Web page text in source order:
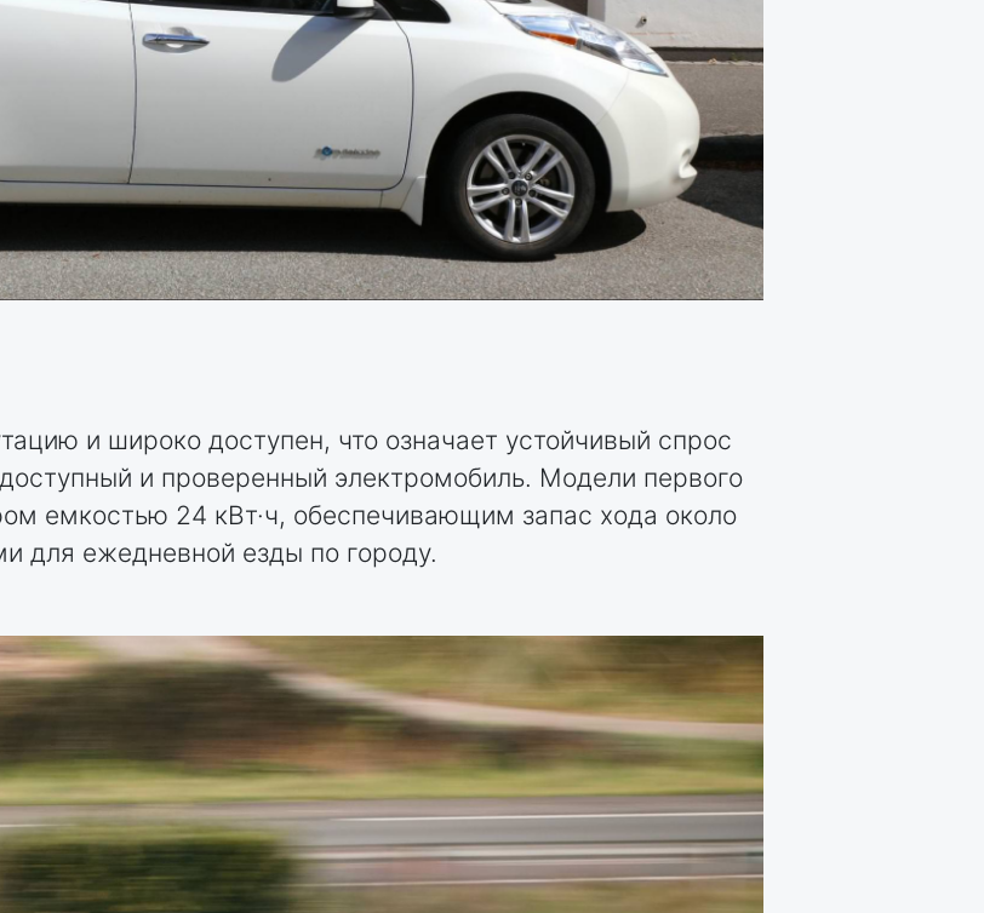
и широко доступен, что означает устойчивый спрос
и проверенный электромобиль. Модели первого
емкостью 24 кВт·ч, обеспечивающим запас хода около
для ежедневной езды по городу.